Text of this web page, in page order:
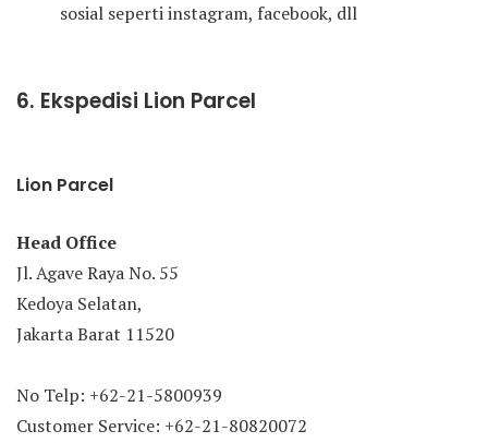
sosial seperti instagram, facebook, dll
6. Ekspedisi Lion Parcel
Lion Parcel
Head Office
Jl. Agave Raya No. 55
Kedoya Selatan,
Jakarta Barat 11520
No Telp: +62-21-5800939
Customer Service: +62-21-80820072